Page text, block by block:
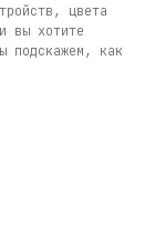
цвета
вы хотите
подскажем, как